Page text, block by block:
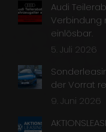
Audi
Verbindung
einlösbar.
5. Juli 2026
der Vorrat
9. Juni 2026